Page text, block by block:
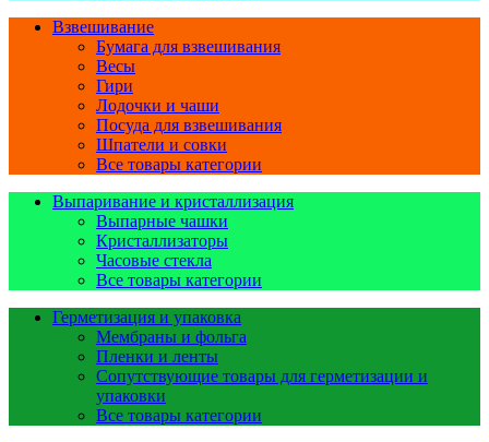
Взвешивание
Бумага для взвешивания
Весы
Гири
Лодочки и чаши
Посуда для взвешивания
Шпатели и совки
Все товары категории
Выпаривание и кристаллизация
Выпарные чашки
Кристаллизаторы
Часовые стекла
Все товары категории
Герметизация и упаковка
Мембраны и фольга
Пленки и ленты
Сопутствующие товары для герметизации и
упаковки
Все товары категории